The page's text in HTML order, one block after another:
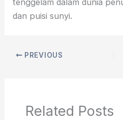
dan puisi sunyi.
PREVIOUS
Related Posts